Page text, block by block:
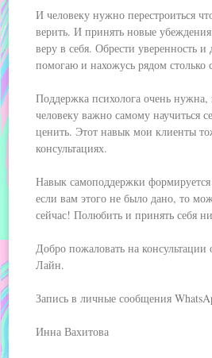
И человеку нужно перестроиться
верить. И принять новые
веру в себя. Обрести уверенность и
помогаю и нахожусь рядом столько
Поддержка психолога очень
человеку важно самому научиться
ценить. Этот навык мои клиенты
консультациях.
Навык самоподдержки
если вам этого не было дано, то
сейчас! Полюбить и принять себя
Добро пожаловать на
Лайн.
Запись в личные сообщения
Инна Вахитова